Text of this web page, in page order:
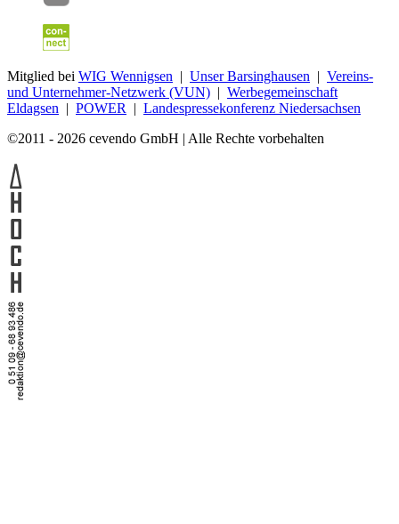
Mitglied bei WIG Wennigsen | Unser Barsinghausen | Vereins-
und Unternehmer-Netzwerk (VUN) | Werbegemeinschaft
Eldagsen | POWER | Landespressekonferenz Niedersachsen
©2011 - 2026 cevendo GmbH | Alle Rechte vorbehalten